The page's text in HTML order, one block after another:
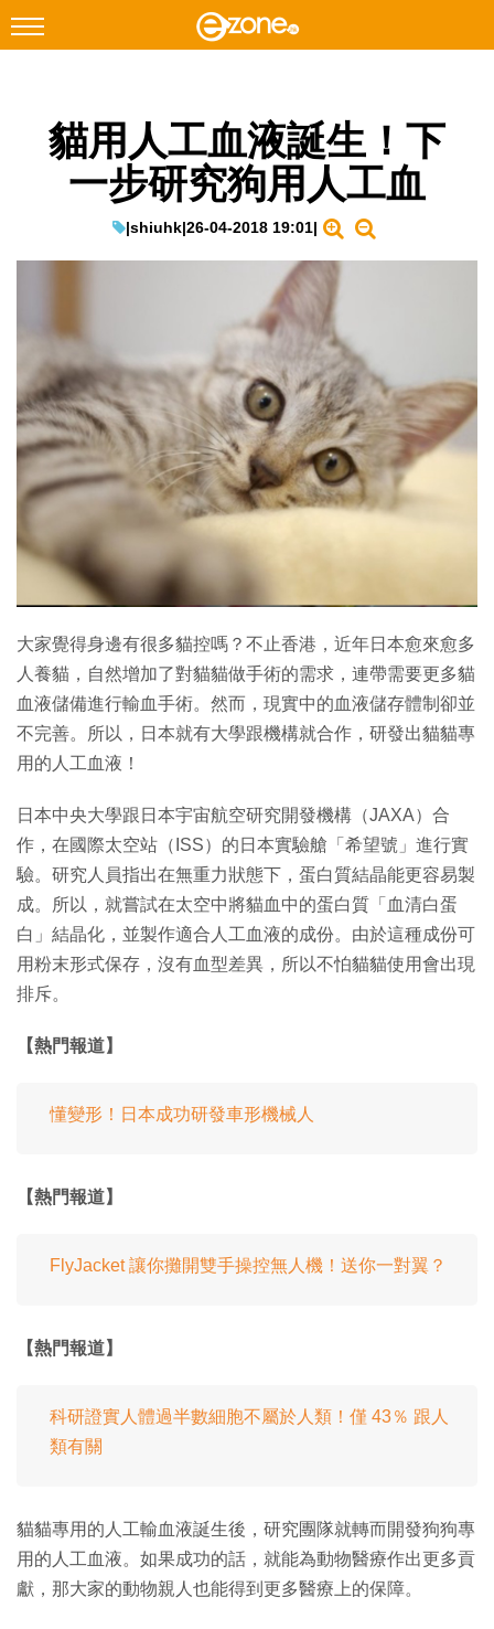
Facebook Instagram
科技焦點
遊戲動漫
IT Times
生成式AI與雲端應用
Enterprise Digital Transformation
貓用人工血液誕生！下
一步研究狗用人工血
|shiuhk|26-04-2018 19:01|
大家覺得身邊有很多貓控嗎？不止香港，近年日本愈來愈多
人養貓，自然增加了對貓貓做手術的需求，連帶需要更多貓
血液儲備進行輸血手術。然而，現實中的血液儲存體制卻並
不完善。所以，日本就有大學跟機構就合作，研發出貓貓專
用的人工血液！
日本中央大學跟日本宇宙航空研究開發機構（JAXA）合
作，在國際太空站（ISS）的日本實驗艙「希望號」進行實
驗。研究人員指出在無重力狀態下，蛋白質結晶能更容易製
成。所以，就嘗試在太空中將貓血中的蛋白質「血清白蛋
白」結晶化，並製作適合人工血液的成份。由於這種成份可
用粉末形式保存，沒有血型差異，所以不怕貓貓使用會出現
排斥。
【熱門報道】
懂變形！日本成功研發車形機械人
【熱門報道】
FlyJacket 讓你攤開雙手操控無人機！送你一對翼？
【熱門報道】
科研證實人體過半數細胞不屬於人類！僅 43％ 跟人
類有關
貓貓專用的人工輸血液誕生後，研究團隊就轉而開發狗狗專
用的人工血液。如果成功的話，就能為動物醫療作出更多貢
獻，那大家的動物親人也能得到更多醫療上的保障。